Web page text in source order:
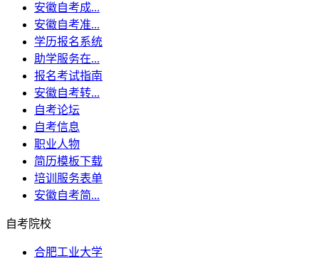
安徽自考成...
安徽自考准...
学历报名系统
助学服务在...
报名考试指南
安徽自考转...
自考论坛
自考信息
职业人物
简历模板下载
培训服务表单
安徽自考简...
自考院校
合肥工业大学